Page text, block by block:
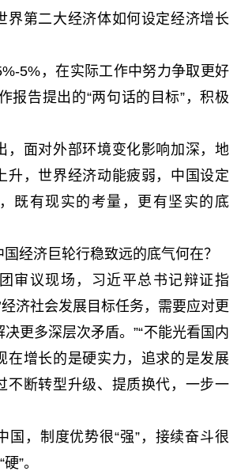
第二大经济体如何设定经济增长
5%，在实际工作中努力争取更好
告提出的“两句话的目标”，积极
面对外部环境变化影响加深，地
升，世界经济动能疲弱，中国设定
既有现实的考量，更有坚实的底
济巨轮行稳致远的底气何在？
议现场，习近平总书记辩证指
经济社会发展目标任务，需要应对更
更多深层次矛盾。”“不能光看国内
在增长的是硬实力，追求的是发展
不断转型升级、提质换代，一步一
，制度优势很“强”，接续奋斗很
”。